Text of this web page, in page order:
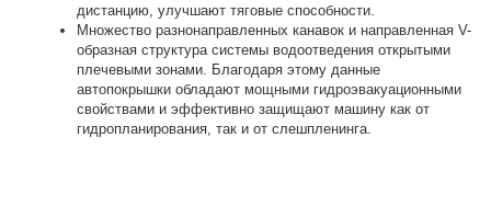
дистанцию, улучшают тяговые способности.
Множество разнонаправленных канавок и направленная V-
образная структура системы водоотведения открытыми
плечевыми зонами. Благодаря этому данные
автопокрышки обладают мощными гидроэвакуационными
свойствами и эффективно защищают машину как от
гидропланирования, так и от слешпленинга.